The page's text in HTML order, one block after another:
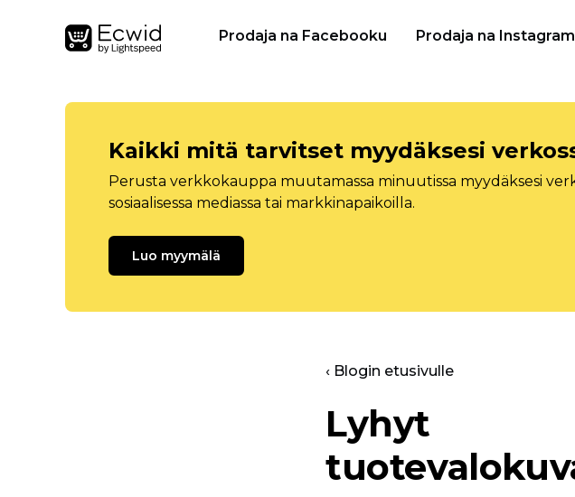
Prodaja na Facebooku Prodaja na
Kaikki mitä tarvitset myydäksesi
Perusta verkkokauppa muutamassa minuutissa myydäksesi
sosiaalisessa mediassa tai markkinapaikoilla.
Luo myymälä
‹ Blogin etusivulle
Lyhyt